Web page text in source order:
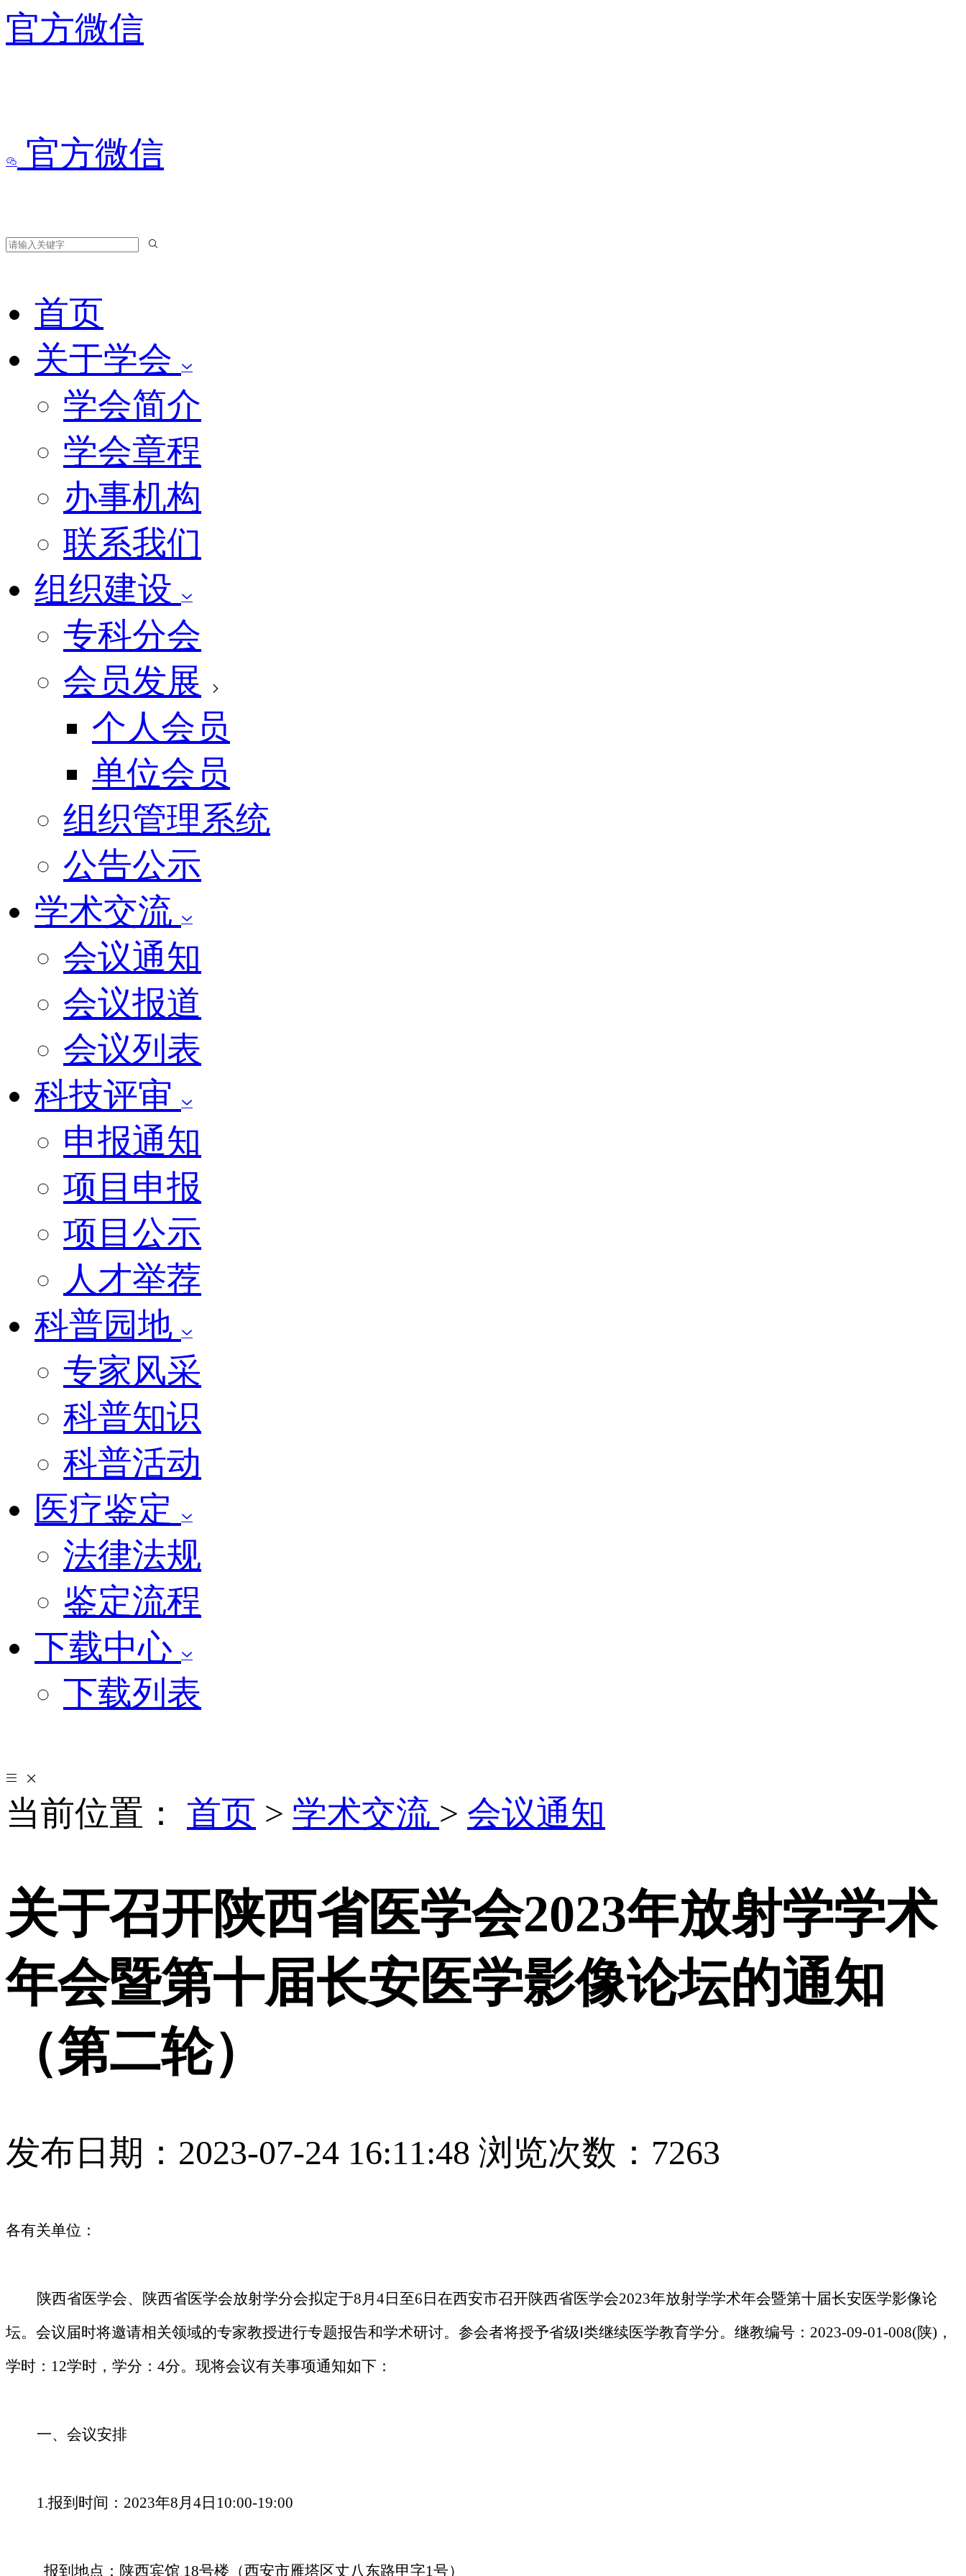
官方微信
官方微信
首页
关于学会
学会简介
学会章程
办事机构
联系我们
组织建设
专科分会
会员发展
个人会员
单位会员
组织管理系统
公告公示
学术交流
会议通知
会议报道
会议列表
科技评审
申报通知
项目申报
项目公示
人才举荐
科普园地
专家风采
科普知识
科普活动
医疗鉴定
法律法规
鉴定流程
下载中心
下载列表
当前位置： 首页 > 学术交流 > 会议通知
关于召开陕西省医学会2023年放射学学术
年会暨第十届长安医学影像论坛的通知
（第二轮）
发布日期：2023-07-24 16:11:48 浏览次数：7263
各有关单位：
陕西省医学会、陕西省医学会放射学分会拟定于8 月 4日至6日 在西安市召开陕西省医学会2023年放射学学术年会暨第十届长安医学影像论
坛。会议届时将邀请相关领域的专家教授进行专题报告和学术研讨。 参会者将授予省级Ⅰ类继续医学教育学分。继教编号： 2023-09-01-008(陕)，
学时： 12学时，学分： 4分。 现将会议有关事项通知如下：
一、 会议安排
1.报到时间 ： 2023年8 月 4日 10:00-19:00
报到地点： 陕西宾馆 18号楼 （西安市雁塔区丈八东路甲字1号）